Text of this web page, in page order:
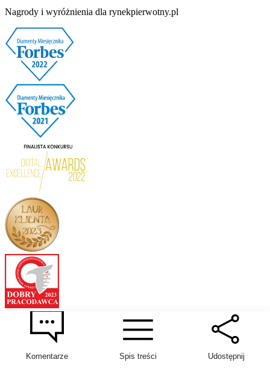
Komentarze Spis treści Udostępnij
Nagrody i wyróżnienia dla rynekpierwotny.pl